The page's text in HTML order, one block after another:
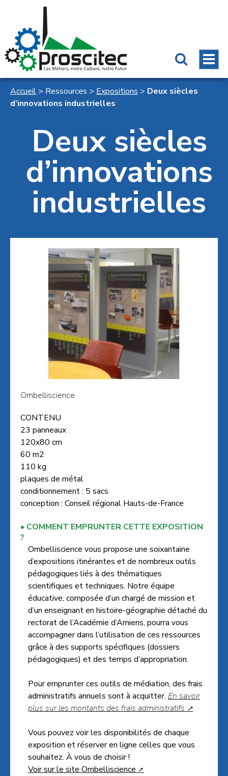
Accueil > Ressources > Expositions > Deux siècles
d’innovations industrielles
Deux siècles
d’innovations
industrielles
Ombelliscience
CONTENU
23 panneaux
120x80 cm
60 m2
110 kg
plaques de métal
conditionnement : 5 sacs
conception : Conseil régional Hauts-de-France
COMMENT EMPRUNTER CETTE EXPOSITION
?
Ombelliscience vous propose une soixantaine
d’expositions itinérantes et de nombreux outils
pédagogiques liés à des thématiques
scientifiques et techniques. Notre équipe
éducative, composée d’un chargé de mission et
d’un enseignant en histoire-géographie détaché du
rectorat de l’Académie d’Amiens, pourra vous
accompagner dans l’utilisation de ces ressources
grâce à des supports spécifiques (dossiers
pédagogiques) et des temps d’appropriation.
Pour emprunter ces outils de médiation, des frais
administratifs annuels sont à acquitter. En savoir
plus sur les montants des frais administratifs
.
Vous pouvez voir les disponibilités de chaque
exposition et réserver en ligne celles que vous
souhaitez. À vous de choisir !
Voir sur le site Ombelliscience